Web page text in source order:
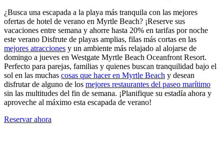
¿Busca una escapada a la playa más tranquila con las mejores
ofertas de hotel de verano en Myrtle Beach? ¡Reserve sus
vacaciones entre semana y ahorre hasta 20% en tarifas por noche
este verano Disfrute de playas amplias, filas más cortas en las
mejores atracciones y un ambiente más relajado al alojarse de
domingo a jueves en Westgate Myrtle Beach Oceanfront Resort.
Perfecto para parejas, familias y quienes buscan tranquilidad bajo el
sol en las muchas cosas que hacer en Myrtle Beach y desean
disfrutar de alguno de los mejores restaurantes del paseo marítimo
sin las multitudes del fin de semana. ¡Planifique su estadía ahora y
aproveche al máximo esta escapada de verano!
Reservar ahora